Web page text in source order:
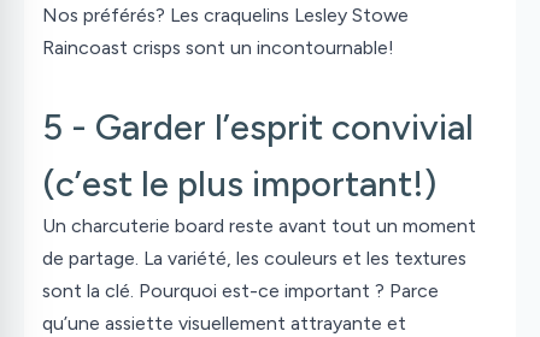
Nos préférés? Les craquelins Lesley Stowe
Raincoast crisps sont un incontournable!
5 - Garder l’esprit convivial
(c’est le plus important!)
Uncharcuterie board reste avant tout un moment
de partage. La variété, les couleurs et les textures
sont la clé. Pourquoi est-ce important ? Parce
qu’une assiette visuellement attrayante et